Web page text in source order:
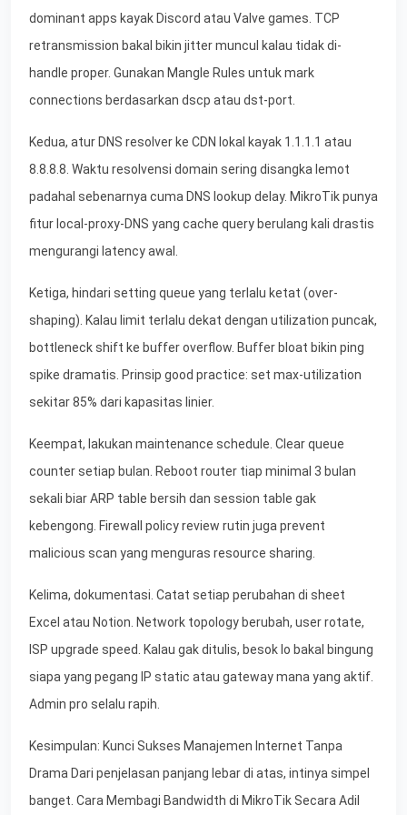
dominant apps kayak Discord atau Valve games. TCP
retransmission bakal bikin jitter muncul kalau tidak di-
handle proper. Gunakan Mangle Rules untuk mark
connections berdasarkan dscp atau dst-port.
Kedua, atur DNS resolver ke CDN lokal kayak 1.1.1.1 atau
8.8.8.8. Waktu resolvensi domain sering disangka lemot
padahal sebenarnya cuma DNS lookup delay. MikroTik punya
fitur local-proxy-DNS yang cache query berulang kali drastis
mengurangi latency awal.
Ketiga, hindari setting queue yang terlalu ketat (over-
shaping). Kalau limit terlalu dekat dengan utilization puncak,
bottleneck shift ke buffer overflow. Buffer bloat bikin ping
spike dramatis. Prinsip good practice: set max-utilization
sekitar 85% dari kapasitas linier.
Keempat, lakukan maintenance schedule. Clear queue
counter setiap bulan. Reboot router tiap minimal 3 bulan
sekali biar ARP table bersih dan session table gak
kebengong. Firewall policy review rutin juga prevent
malicious scan yang menguras resource sharing.
Kelima, dokumentasi. Catat setiap perubahan di sheet
Excel atau Notion. Network topology berubah, user rotate,
ISP upgrade speed. Kalau gak ditulis, besok lo bakal bingung
siapa yang pegang IP static atau gateway mana yang aktif.
Admin pro selalu rapih.
Kesimpulan: Kunci Sukses Manajemen Internet Tanpa
Drama Dari penjelasan panjang lebar di atas, intinya simpel
banget. Cara Membagi Bandwidth di MikroTik Secara Adil